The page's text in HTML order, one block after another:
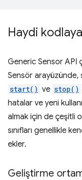
Haydi
Generic Sensor API
Sensör
start() ve stop()
hatalar ve yeni
almak için de çeşitli
sınıfları genellikle
ekler.
Geliştirme